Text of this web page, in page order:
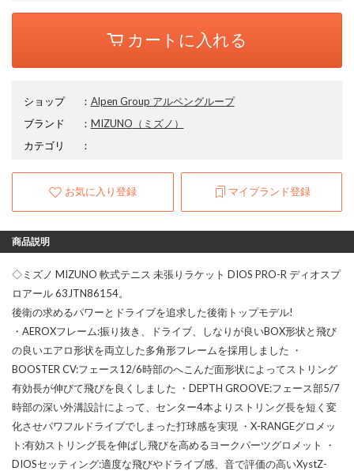
カートに入れる
ショップ ： Alpen Group アルペングループ
ブランド
： MIZUNO （ミズノ）
カテゴリ
：
お気に入り登録 マイブランド登録
商品説明
◇ミズノ MIZUNO 軟式テニス 未張りラケット DIOS PRO-R ディオスプ
ロアール 63JTN86154。
後衛の求めるパワーとドライブを追求した後衛トップモデル!
・AEROXフレーム:振り抜き、ドライブ、しなりが良いBOX形状と飛び
の良いエアロ形状を両立した多角形フレームを採用しました ・
BOOSTER CV:フェース12/6時部のへこんだ面形状によってストリング
有効長が伸びて飛びを良くしました ・DEPTH GROOVE:フェース部5/7
時部の深い外溝設計によって、センター4本よりストリング長を短く変
化させパワフルドライブでしまった打球感を実現 ・X-RANGEグロメッ
ト:有効ストリング長を伸ばし飛びを高めるヨークパーツグロメット ・
DIOSセッティング:適度な飛びやドライブ感、音で評価の高いXystZ-